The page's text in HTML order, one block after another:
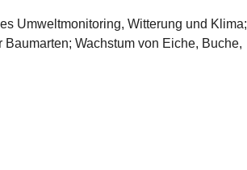
Umweltmonitoring, Witterung und Klima;
Wachstum von Eiche, Buche,